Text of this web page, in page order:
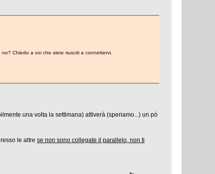
Chiedo a voi che siete riusciti a connettervi.
una volta la settimana) attiverà (speriamo...) un pò
le altre se non sono collegate il parallelo, non ti